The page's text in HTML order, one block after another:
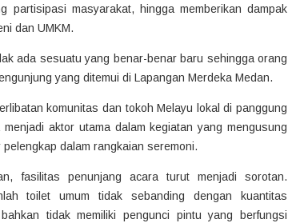
partisipasi masyarakat, hingga memberikan dampak
dan UMKM.
ada sesuatu yang benar-benar baru sehingga orang
yang ditemui di Lapangan Merdeka Medan.
komunitas dan tokoh Melayu lokal di panggung
aktor utama dalam kegiatan yang mengusung
dalam rangkaian seremoni.
fasilitas penunjang acara turut menjadi sorotan.
toilet umum tidak sebanding dengan kuantitas
tidak memiliki pengunci pintu yang berfungsi